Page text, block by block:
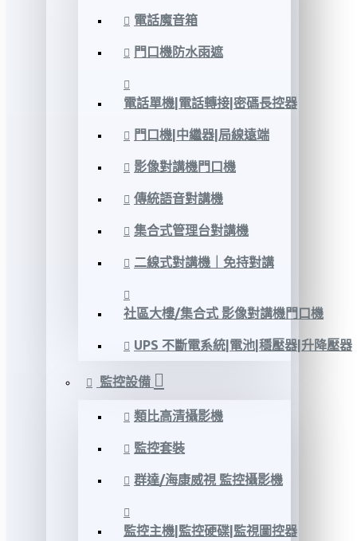
電話魔音箱
門口機防水雨遮
電話單機|電話轉接|密碼長控器
門口機|中繼器|局線遠端
影像對講機門口機
傳統語音對講機
集合式管理台對講機
二線式對講機｜免持對講
社區大樓/集合式 影像對講機門口機
UPS 不斷電系統|電池|穩壓器|升降壓器
監控設備
類比高清攝影機
監控套裝
群達/海康威視 監控攝影機
監控主機|監控硬碟|監視圖控器